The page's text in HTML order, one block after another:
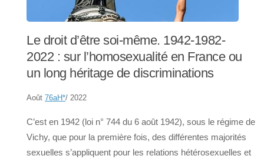
Le droit d’être soi-même. 1942-1982-
2022 : sur l’homosexualité en France ou
un long héritage de discriminations
Août 76aH*/ 2022
C’est en 1942 (loi n° 744 du 6 août 1942), sous le régime de
Vichy, que pour la première fois, des différentes majorités
sexuelles s’appliquent pour les relations hétérosexuelles et